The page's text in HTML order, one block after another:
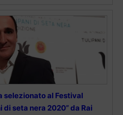
selezionato al Festival
seta nera 2020” da Rai